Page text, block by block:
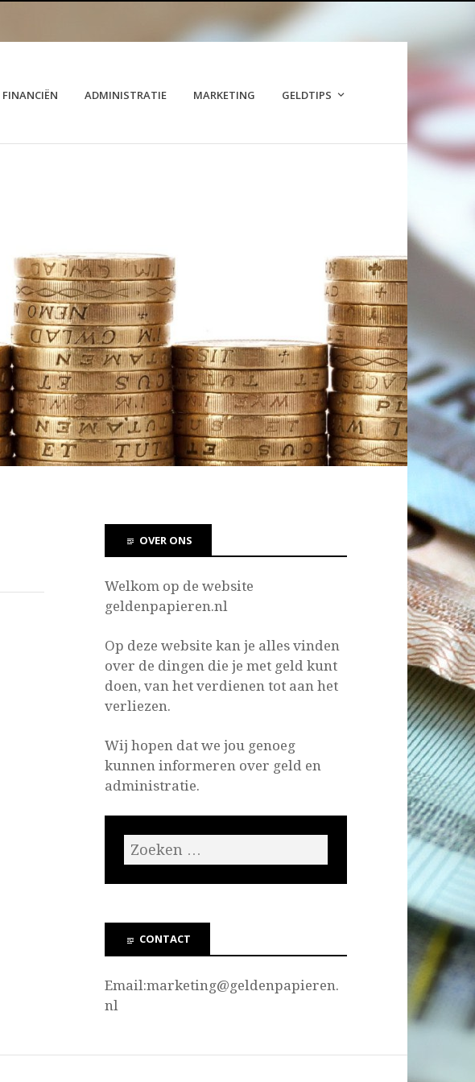
FINANCIËN ADMINISTRATIE MARKETING GELDTIPS
OVER ONS
Welkom op de website
geldenpapieren.nl
Op deze website kan je alles vinden
over de dingen die je met geld kunt
doen, van het verdienen tot aan het
verliezen.
Wij hopen dat we jou genoeg
kunnen informeren over geld en
administratie.
CONTACT
Email:marketing@geldenpapieren.
nl